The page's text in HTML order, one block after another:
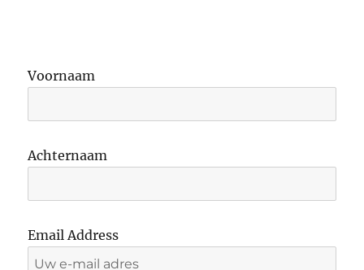
Voornaam
Achternaam
Email Address